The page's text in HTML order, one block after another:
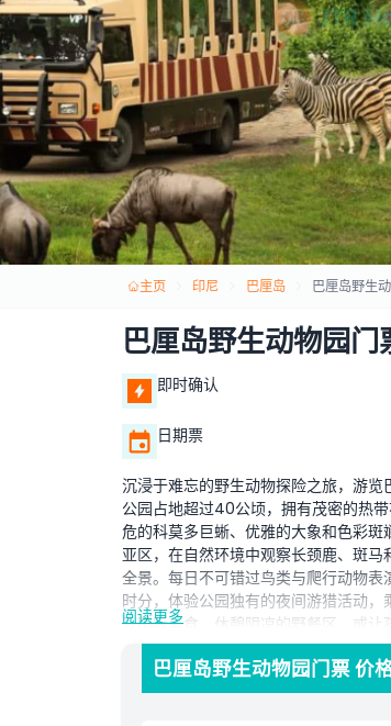
主页 印尼 巴厘岛 巴厘岛野生
巴厘岛野生动物园门
即时确认
日期票
沉浸于难忘的野生动物探险之旅，游览
公园占地超过40公顷，拥有茂密的热
危的科莫多巨蜥、优雅的大象和色彩
亚区，在自然环境中观察长颈鹿、斑
全景。每日不可错过鸟类与爬行动物
时分，体验公园独有的夜间游猎活动
及国际美食，休憩阴凉的野餐区，或
食、摄影套餐等可选增值服务，巴厘
探险之旅，在舒适安全中探索巴厘岛的
阅读更多
巴厘岛野生动物园门票 价